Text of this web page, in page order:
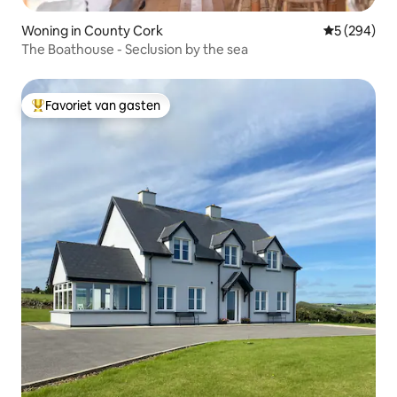
Woning in County Cork
5 (294)
The Boathouse - Seclusion by the sea
Topfavoriet van gasten
Favoriet van gasten